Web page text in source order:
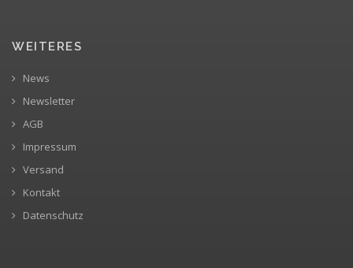
WEITERES
News
Newsletter
AGB
Impressum
Versand
Kontakt
Datenschutz